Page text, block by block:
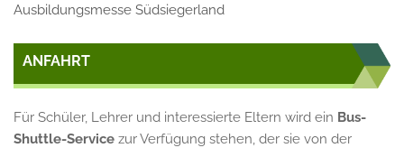
Ausbildungsmesse Südsiegerland
ANFAHRT
Für Schüler, Lehrer und interessierte Eltern wird ein Bus-
Shuttle-Service zur Verfügung stehen, der sie von der